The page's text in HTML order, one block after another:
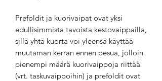
Prefoldit ja kuorivaipat ovat yksi
edullisimmista tavoista kestovaippailla,
sillä yhtä kuorta voi yleensä käyttää
muutaman kerran ennen pesua, jolloin
pienempi määrä kuorivaippoja riittää
(vrt. taskuvaippoihin) ja prefoldit ovat